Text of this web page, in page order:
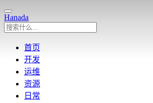
Hanada
首页
开发
运维
资源
日常